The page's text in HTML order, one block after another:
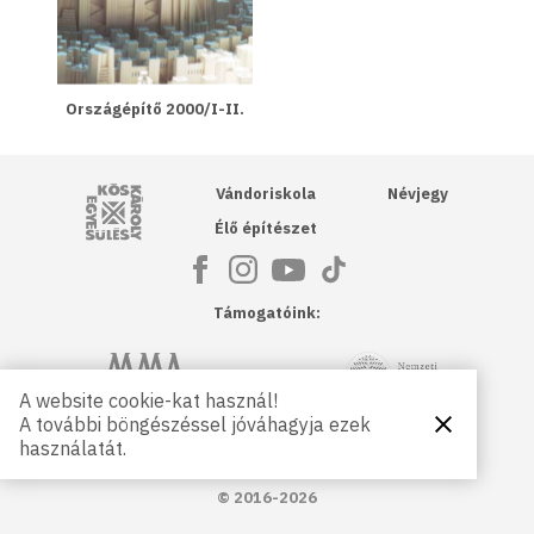
Országépítő 2000/I-II.
Kós Károly Egyesülés
Vándoriskola
Élő építészet
Névjegy
Támogatóink:
Magyar Művészeti Akadémia NKA
Petőfi Kulturális Ügynökség
© 2016-2026
A website cookie-kat használ!
A további böngészéssel jóváhagyja ezek
használatát.
Bezárás